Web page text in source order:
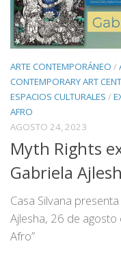
ARTE CONTEMPORÁNEO /
CONTEMPORARY ART
ESPACIOS CULTURALES /
AFRO
AGOSTO 24, 2023
Myth Rights
Gabriela
Casa Silvana
Ajlesha, 26 de agosto
Afro”